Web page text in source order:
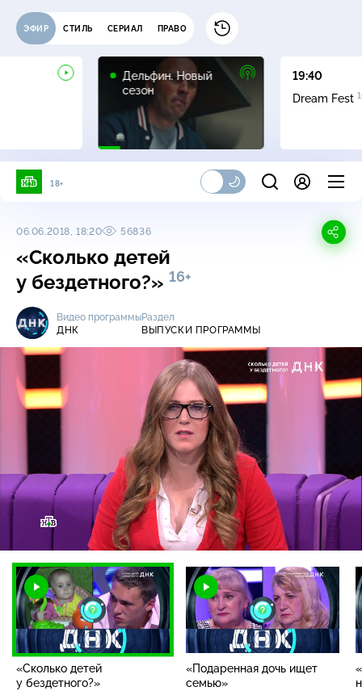
ЭФИР СТИЛЬ СЕРИАЛ ПРАВО
Дельфин. Новый
сезон
16+
19:40
Dream Fest
18+
06.06.2018, 18:20 56836
«Сколько детей
у бездетного?» 16+
Видео программы
ДНК
Раздел
ВЫПУСКИ ПРОГРАММЫ
Загрузка:
«Сколько детей
у бездетного?»
«Подаренная дочь ищет
семью»